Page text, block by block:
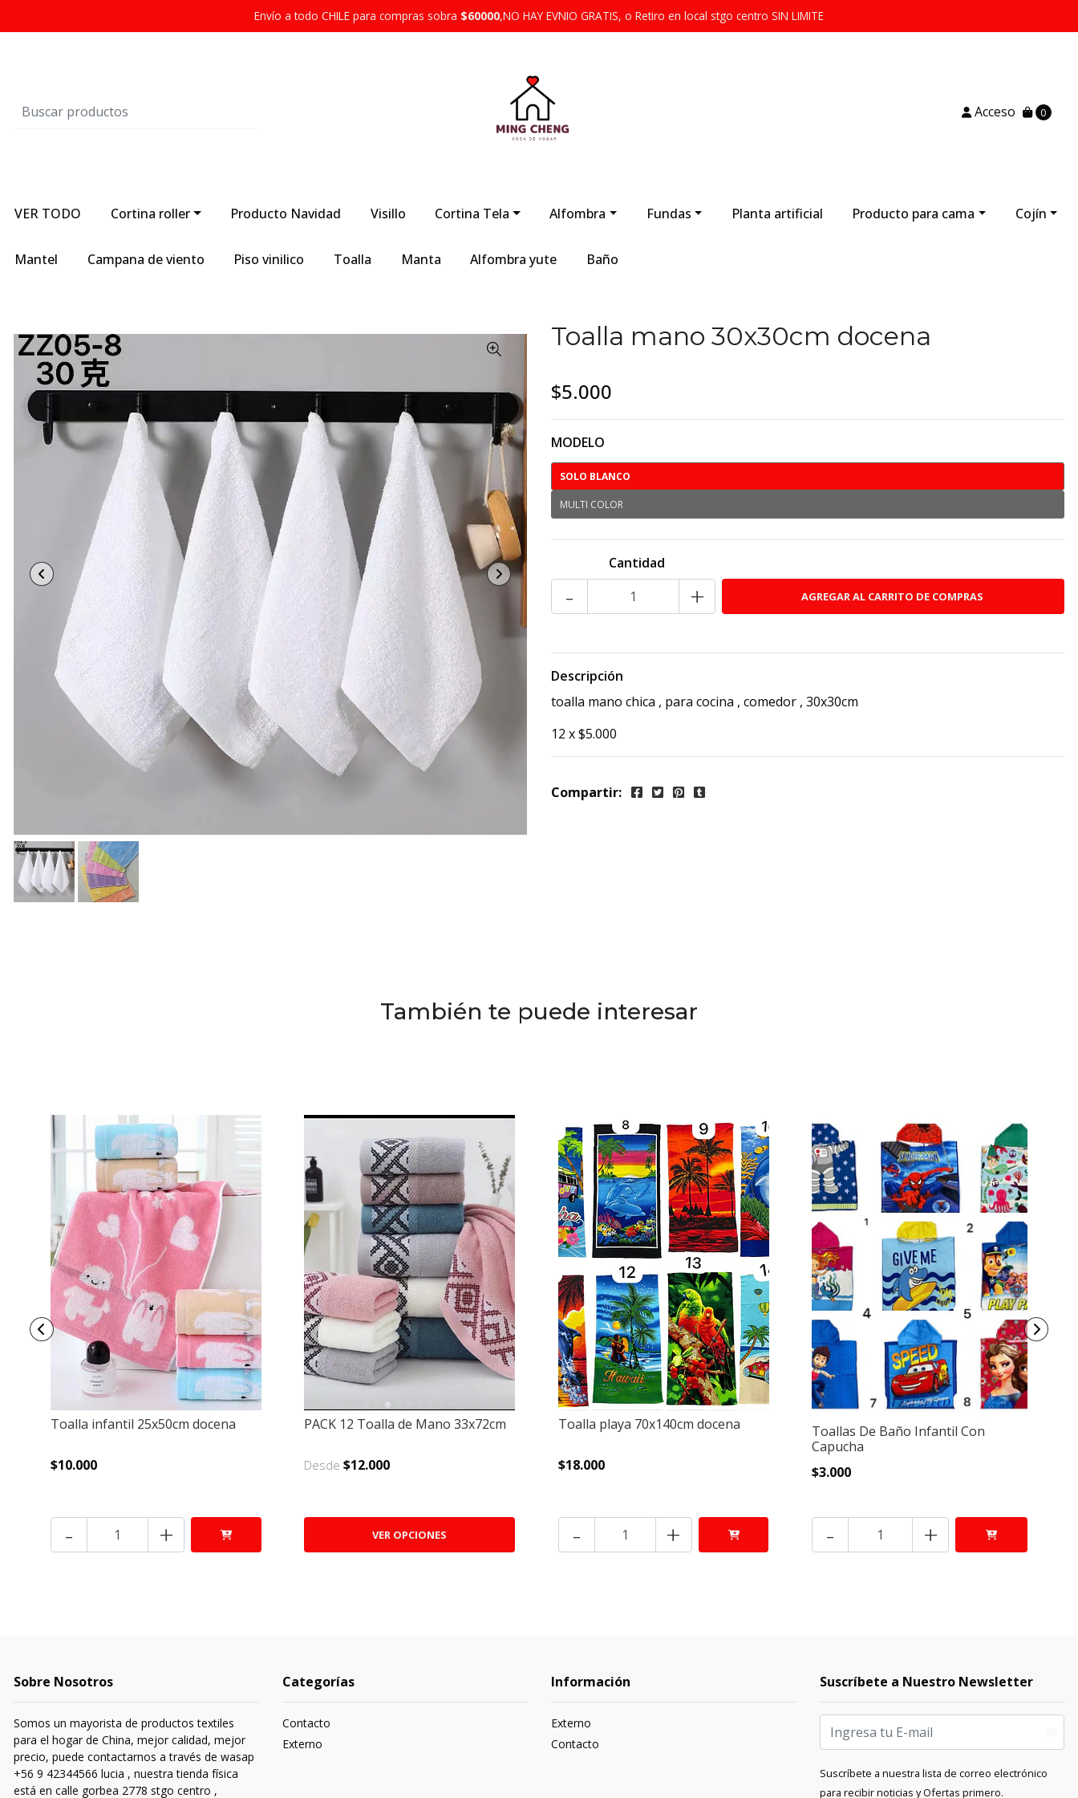
Envío a todo CHILE para compras sobra $60000,NO HAY EVNIO GRATIS, o Retiro en local stgo centro SIN LIMITE
Acceso 0
VER TODO Cortina roller Producto Navidad Visillo Cortina Tela Alfombra Fundas Planta artificial Producto para cama Cojín
Mantel Campana de viento Piso vinilico Toalla Manta Alfombra yute Baño
Toalla mano 30x30cm docena
$5.000
MODELO
SOLO BLANCO
MULTI COLOR
Cantidad
- +
Descripción
toalla mano chica , para cocina , comedor , 30x30cm
12 x $5.000
Compartir:
También te puede interesar
Toalla infantil 25x50cm docena
$10.000
- +
PACK 12 Toalla de Mano 33x72cm
Desde$12.000
VER OPCIONES
Toalla playa 70x140cm docena
$18.000
- +
Toallas De Baño Infantil Con
Capucha
$3.000
- +
Sobre Nosotros
Somos un mayorista de productos textiles
para el hogar de China, mejor calidad, mejor
precio, puede contactarnos a través de wasap
+56 9 42344566 lucia , nuestra tienda física
está en calle gorbea 2778 stgo centro ,
Categorías
Contacto
Externo
Información
Externo
Contacto
Suscríbete a Nuestro Newsletter
Suscríbete a nuestra lista de correo electrónico
para recibir noticias y Ofertas primero.